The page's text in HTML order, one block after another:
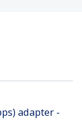
adapter -